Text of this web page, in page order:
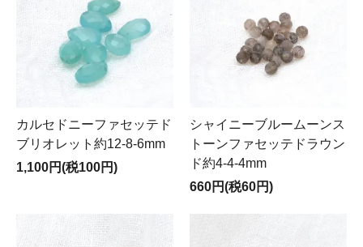
カルセドニーファセッテド
ブリオレット約12-8-6mm
1,100円(税100円)
シャイニーブルームーンス
トーンファセッテドラウン
ド約4-4-4mm
660円(税60円)